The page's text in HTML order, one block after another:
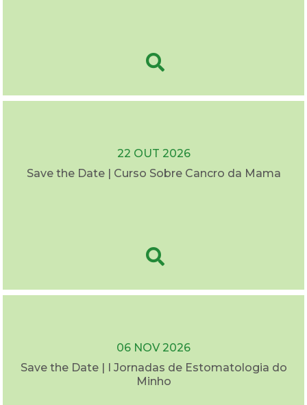
22 OUT 2026
Save the Date | Curso Sobre Cancro da Mama
06 NOV 2026
Save the Date | I Jornadas de Estomatologia do
Minho